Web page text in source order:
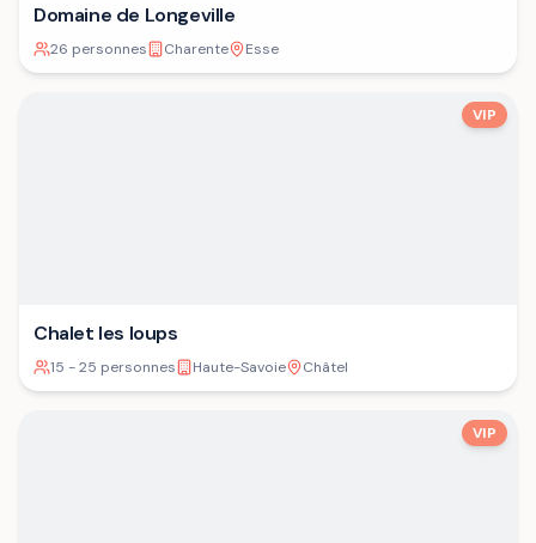
Domaine de Longeville
26 personnes Charente Esse
VIP
Chalet les loups
15 - 25 personnes Haute-Savoie Châtel
VIP